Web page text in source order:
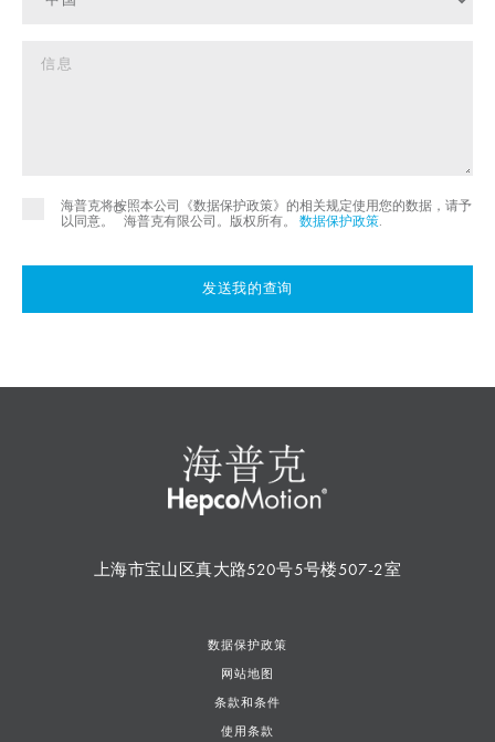
海普克将按照本公司《数据保护政策》的相关规定使用您的数据，请予
以同意。
©
海普克有限公司。版权所有。 数据保护政策
发送我的查询
上海市宝山区真大路520号5号楼507-2室
数据保护政策
网站地图
条款和条件
使用条款